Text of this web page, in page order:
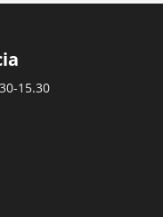
15.30